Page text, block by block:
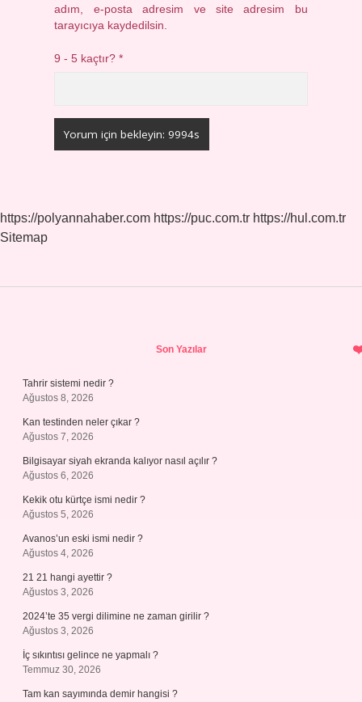
adım, e-posta adresim ve site adresim bu
tarayıcıya kaydedilsin.
9 - 5 kaçtır?*
https://polyannahaber.com https://puc.com.tr https://hul.com.tr
Sitemap
Son Yazılar
Tahrir sistemi nedir ?
Ağustos 8, 2026
Kan testinden neler çıkar ?
Ağustos 7, 2026
Bilgisayar siyah ekranda kalıyor nasıl açılır ?
Ağustos 6, 2026
Kekik otu kürtçe ismi nedir ?
Ağustos 5, 2026
Avanos’un eski ismi nedir ?
Ağustos 4, 2026
21 21 hangi ayettir ?
Ağustos 3, 2026
2024’te 35 vergi dilimine ne zaman girilir ?
Ağustos 3, 2026
İç sıkıntısı gelince ne yapmalı ?
Temmuz 30, 2026
Tam kan sayımında demir hangisi ?